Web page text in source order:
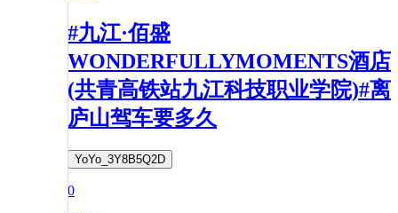
#九江·佰盛
WONDERFULLYMOMENTS酒店
(共青高铁站九江科技职业学院)#离
庐山驾车要多久
YoYo_3Y8B5Q2D
0